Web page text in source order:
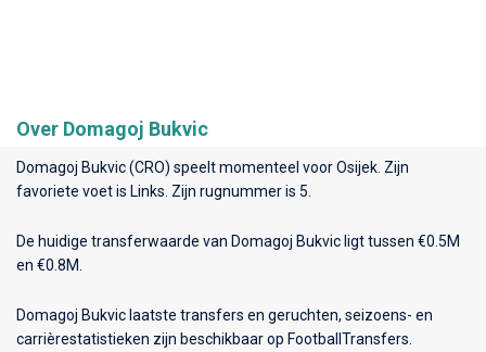
Over Domagoj Bukvic
Domagoj Bukvic (CRO) speelt momenteel voorOsijek . Zijn
favoriete voet is Links. Zijn rugnummer is 5.
De huidige transferwaarde van Domagoj Bukvic ligt tussen €0.5M
en €0.8M.
Domagoj Bukvic laatste transfers en geruchten, seizoens- en
carrièrestatistieken zijn beschikbaar op FootballTransfers.